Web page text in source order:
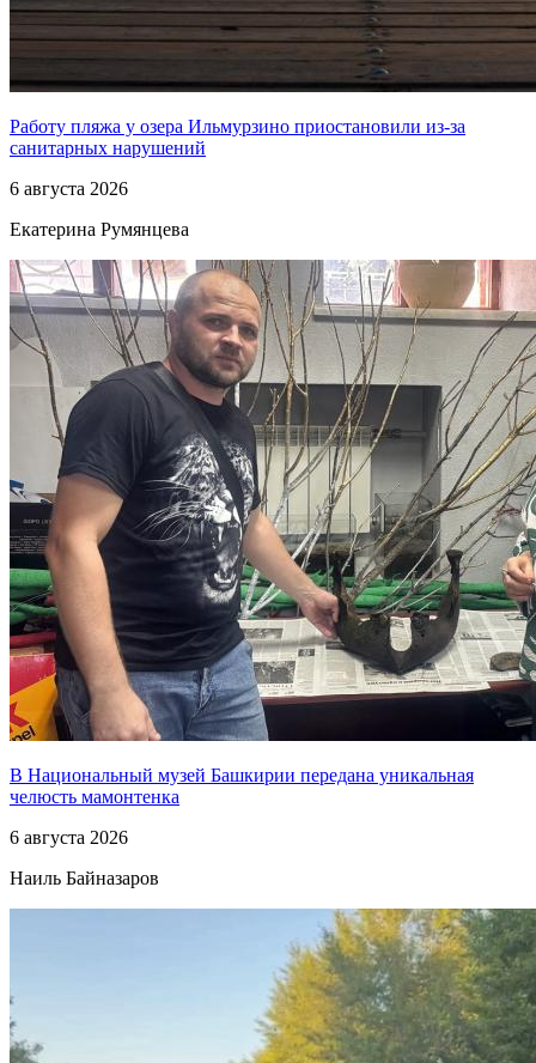
Работу пляжа у озера Ильмурзино приостановили из-за
санитарных нарушений
6 августа 2026
Екатерина Румянцева
В Национальный музей Башкирии передана уникальная
челюсть мамонтенка
6 августа 2026
Наиль Байназаров